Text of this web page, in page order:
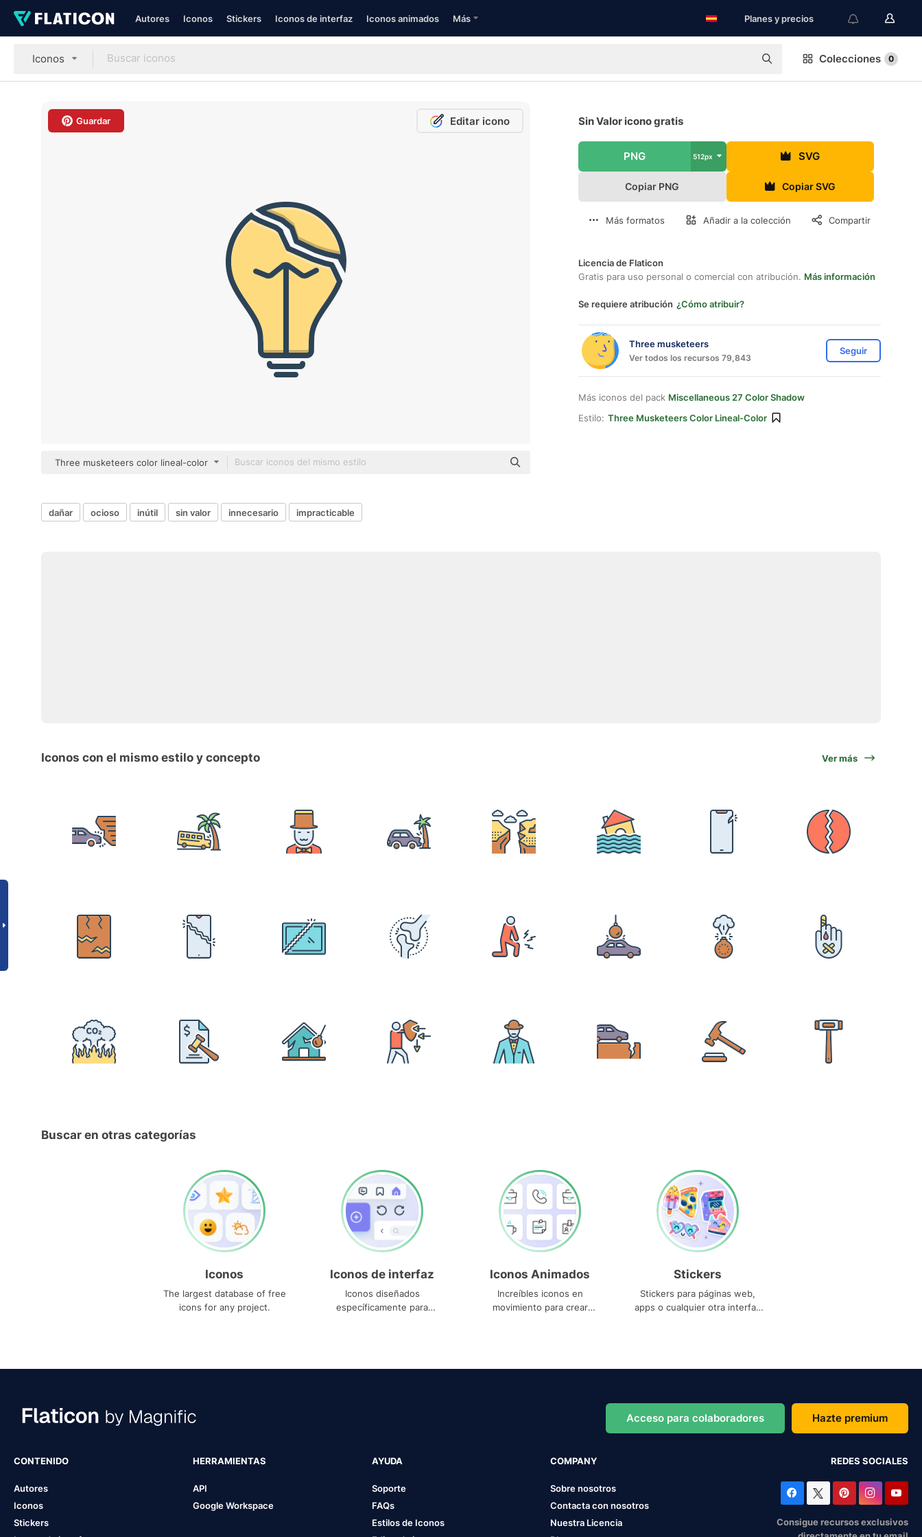
Autores Iconos Stickers Iconos de interfaz Iconos animados Más Planes y precios
Iconos Colecciones 0
Guardar Editar icono
Three musketeers color lineal-color
Sin Valor icono gratis
PNG 512px SVG
Copiar PNG Copiar SVG
Más formatos Añadir a la colección Compartir
Licencia de Flaticon
Gratis para uso personal o comercial con atribución. Más información
Se requiere atribución ¿Cómo atribuir?
Three musketeers
Ver todos los recursos 79,843
Seguir
Más iconos del pack Miscellaneous 27 Color Shadow
Estilo: Three Musketeers Color Lineal-Color
dañar ocioso inútil sin valor innecesario impracticable
Iconos con el mismo estilo y concepto Ver más
Buscar en otras categorías
Iconos
The largest database of free
icons for any project.
Iconos de interfaz
Iconos diseñados
específicamente para
Iconos Animados
Increíbles iconos en
movimiento para crear
Stickers
Stickers para páginas web,
apps o cualquier otra interfaz
Acceso para colaboradores Hazte premium
CONTENIDO
Autores
Iconos
Stickers
HERRAMIENTAS
API
Google Workspace
AYUDA
Soporte
FAQs
Estilos de Iconos
COMPANY
Sobre nosotros
Contacta con nosotros
Nuestra Licencia
REDES SOCIALES
Consigue recursos exclusivos